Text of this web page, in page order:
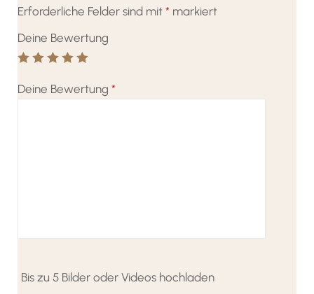
Erforderliche Felder sind mit * markiert
Deine Bewertung
Deine Bewertung *
Bis zu 5 Bilder oder Videos hochladen